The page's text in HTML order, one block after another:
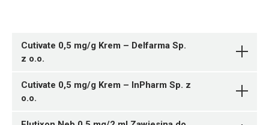
Cutivate 0,5 mg/g Krem – Delfarma Sp.
z o.o.
Cutivate 0,5 mg/g Krem – InPharm Sp. z
o.o.